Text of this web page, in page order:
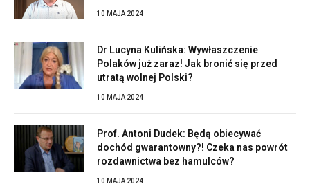
10 MAJA 2024
Dr Lucyna Kulińska: Wywłaszczenie
Polaków już zaraz! Jak bronić się przed
utratą wolnej Polski?
10 MAJA 2024
Prof. Antoni Dudek: Będą obiecywać
dochód gwarantowny?! Czeka nas powrót
rozdawnictwa bez hamulców?
10 MAJA 2024